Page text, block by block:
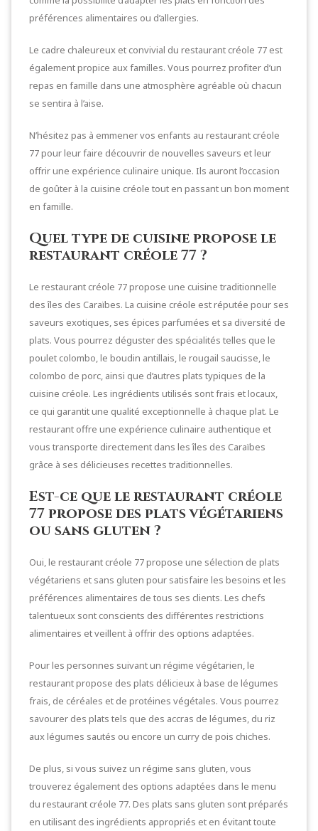
préférences alimentaires ou d’allergies.
Le cadre chaleureux et convivial du restaurant créole 77 est
également propice aux familles. Vous pourrez profiter d’un
repas en famille dans une atmosphère agréable où chacun
se sentira à l’aise.
N’hésitez pas à emmener vos enfants au restaurant créole
77 pour leur faire découvrir de nouvelles saveurs et leur
offrir une expérience culinaire unique. Ils auront l’occasion
de goûter à la cuisine créole tout en passant un bon moment
en famille.
Quel type de cuisine propose le
restaurant créole 77 ?
Le restaurant créole 77 propose une cuisine traditionnelle
des îles des Caraïbes. La cuisine créole est réputée pour ses
saveurs exotiques, ses épices parfumées et sa diversité de
plats. Vous pourrez déguster des spécialités telles que le
poulet colombo, le boudin antillais, le rougail saucisse, le
colombo de porc, ainsi que d’autres plats typiques de la
cuisine créole. Les ingrédients utilisés sont frais et locaux,
ce qui garantit une qualité exceptionnelle à chaque plat. Le
restaurant offre une expérience culinaire authentique et
vous transporte directement dans les îles des Caraïbes
grâce à ses délicieuses recettes traditionnelles.
Est-ce que le restaurant créole
77 propose des plats végétariens
ou sans gluten ?
Oui, le restaurant créole 77 propose une sélection de plats
végétariens et sans gluten pour satisfaire les besoins et les
préférences alimentaires de tous ses clients. Les chefs
talentueux sont conscients des différentes restrictions
alimentaires et veillent à offrir des options adaptées.
Pour les personnes suivant un régime végétarien, le
restaurant propose des plats délicieux à base de légumes
frais, de céréales et de protéines végétales. Vous pourrez
savourer des plats tels que des accras de légumes, du riz
aux légumes sautés ou encore un curry de pois chiches.
De plus, si vous suivez un régime sans gluten, vous
trouverez également des options adaptées dans le menu
du restaurant créole 77. Des plats sans gluten sont préparés
en utilisant des ingrédients appropriés et en évitant toute